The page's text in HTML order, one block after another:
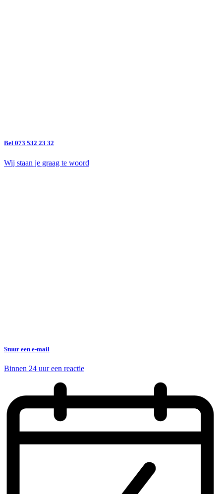
Bel 073 532 23 32
Wij staan je graag te woord
Stuur een e-mail
Binnen 24 uur een reactie